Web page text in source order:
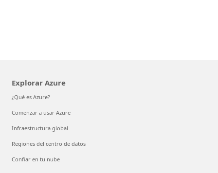
Explorar Azure
¿Qué es Azure?
Comenzar a usar Azure
Infraestructura global
Regiones del centro de datos
Confiar en tu nube